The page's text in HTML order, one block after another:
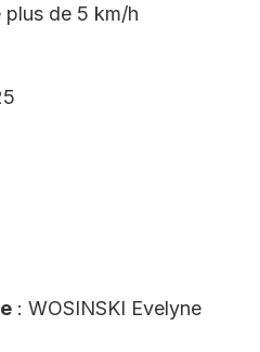
de 5 km/h
: WOSINSKI Evelyne